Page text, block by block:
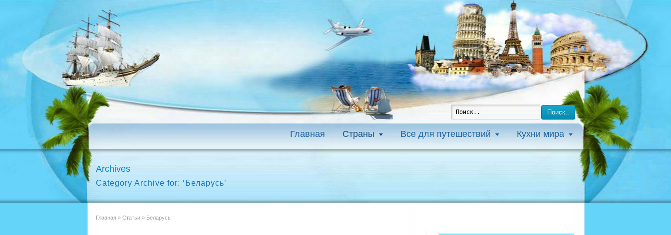
Поиск..
Главная Страны Все для путешествий Кухни мира
Archives
Category Archive for: ‘Беларусь’
Главная » Статьи » Беларусь